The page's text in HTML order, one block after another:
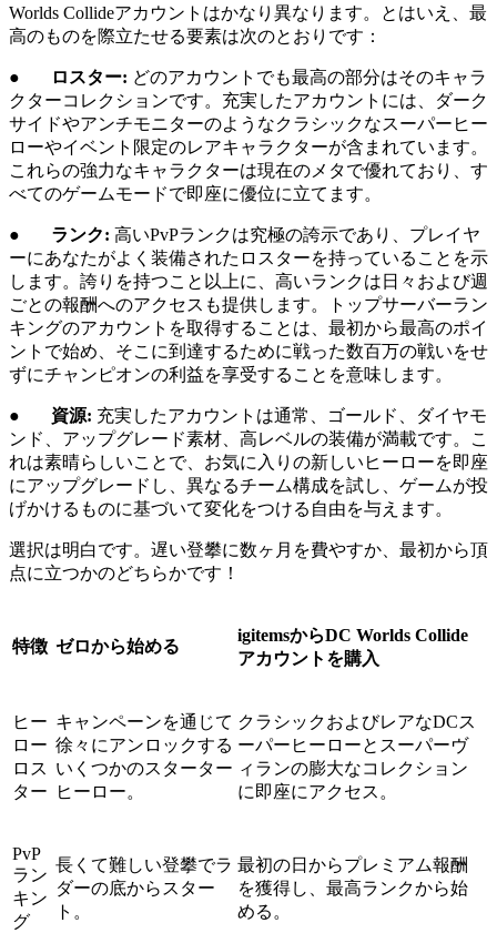
Worlds Collideアカウントはかなり異なります。とはいえ、最
高のものを際立たせる要素は次のとおりです：
● ロスター: どのアカウントでも最高の部分はそのキャラ
クターコレクションです。充実したアカウントには、ダーク
サイドやアンチモニターのようなクラシックなスーパーヒー
ローやイベント限定のレアキャラクターが含まれています。
これらの強力なキャラクターは現在のメタで優れており、す
べてのゲームモードで即座に優位に立てます。
● ランク: 高いPvPランクは究極の誇示であり、プレイヤ
ーにあなたがよく装備されたロスターを持っていることを示
します。誇りを持つこと以上に、高いランクは日々および週
ごとの報酬へのアクセスも提供します。トップサーバーラン
キングのアカウントを取得することは、最初から最高のポイ
ントで始め、そこに到達するために戦った数百万の戦いをせ
ずにチャンピオンの利益を享受することを意味します。
● 資源: 充実したアカウントは通常、ゴールド、ダイヤモ
ンド、アップグレード素材、高レベルの装備が満載です。こ
れは素晴らしいことで、お気に入りの新しいヒーローを即座
にアップグレードし、異なるチーム構成を試し、ゲームが投
げかけるものに基づいて変化をつける自由を与えます。
選択は明白です。遅い登攀に数ヶ月を費やすか、最初から頂
点に立つかのどちらかです！
特徴 ゼロから始める
igitemsからDC Worlds Collide
アカウントを購入
ヒー
ロー
ロス
ター
キャンペーンを通じて
徐々にアンロックする
いくつかのスターター
ヒーロー。
クラシックおよびレアなDCス
ーパーヒーローとスーパーヴ
ィランの膨大なコレクション
に即座にアクセス。
PvP
ラン
キン
グ
長くて難しい登攀でラ
ダーの底からスター
ト。
最初の日からプレミアム報酬
を獲得し、最高ランクから始
める。